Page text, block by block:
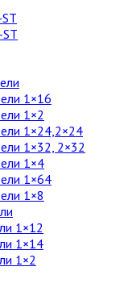
1×16
1×2
1×24,2×24
1×32, 2×32
1×4
1×64
1×8
1×12
1×14
1×2